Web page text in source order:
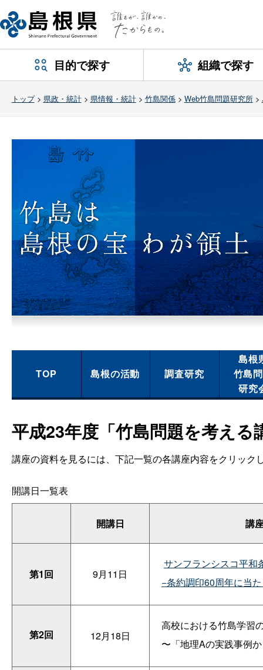
目的で探す 組織で探す
トップ> 県政・統計> 県情報・統計> 竹島関係> Web竹島問題研究所>
TOP 島根の活動 調査研究
島根
竹島
研究
平成23年度「竹島問題を考え
講座の資料を見るには、下記一覧の各講座内容をクリッ
開講日一覧表
開講日 講
第1回 9月11日
サンフランシスコ平和
−条約調印60周年に当
第2回 12月18日
高校における竹島学習
〜「地理Aの実践事例